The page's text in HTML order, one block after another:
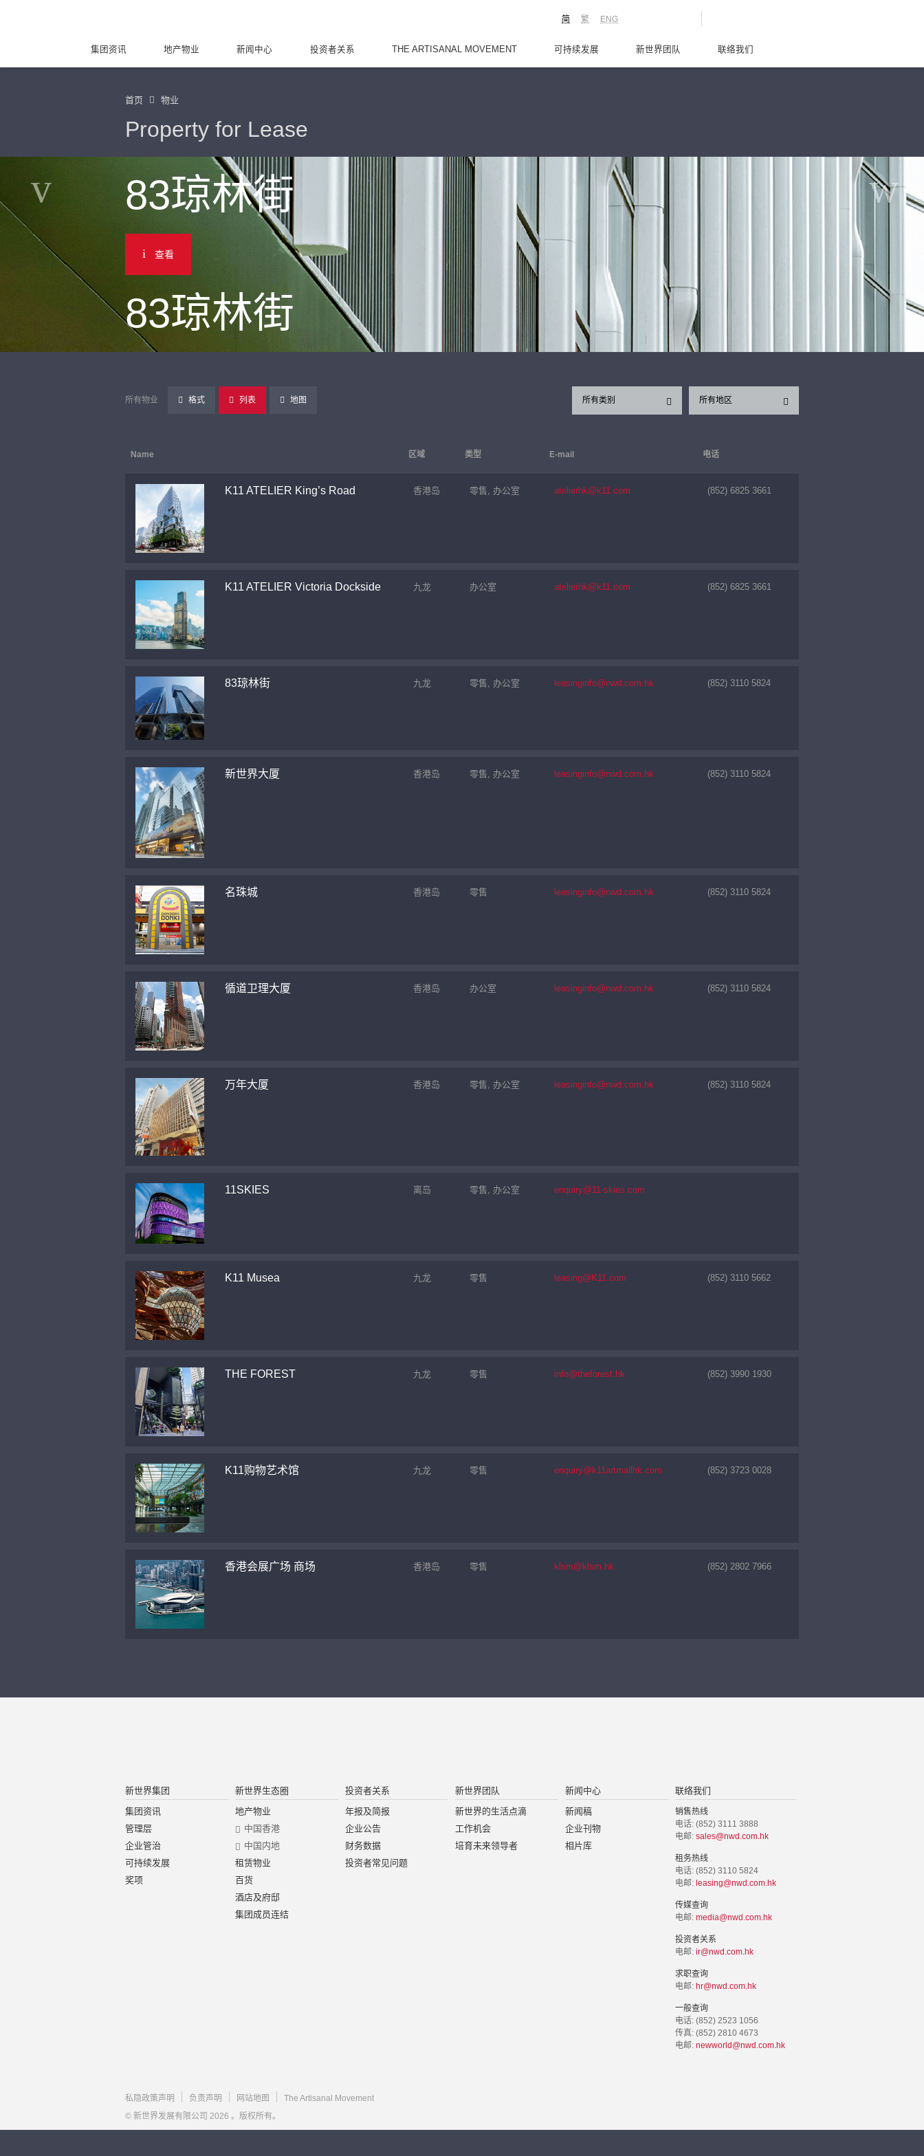
ENG
繁
简
集团资讯 地产物业 新闻中心 投资者关系 THE ARTISANAL MOVEMENT 可持续发展 新世界团队 联络我们
首页 物业
Property for Lease
83琼林街
查看
83琼林街
所有物业 格式 列表 地图 所有地区
所有类别
Name 区域 类型 E-mail 电话
K11 ATELIER King’s Road 香港岛 零售, 办公室 atelierhk@k11.com (852) 6825 3661
K11 ATELIER Victoria Dockside 九龙 办公室 atelierhk@k11.com (852) 6825 3661
83琼林街 九龙 零售, 办公室 leasinginfo@nwd.com.hk (852) 3110 5824
新世界大厦 香港岛 零售, 办公室 leasinginfo@nwd.com.hk (852) 3110 5824
名珠城 香港岛 零售 leasinginfo@nwd.com.hk (852) 3110 5824
循道卫理大厦 香港岛 办公室 leasinginfo@nwd.com.hk (852) 3110 5824
万年大厦 香港岛 零售, 办公室 leasinginfo@nwd.com.hk (852) 3110 5824
11SKIES 离岛 零售, 办公室 enquiry@11-skies.com
K11 Musea 九龙 零售 leasing@K11.com (852) 3110 5662
THE FOREST 九龙 零售 info@theforest.hk (852) 3990 1930
K11购物艺术馆 九龙 零售 enquiry@k11artmallhk.com (852) 3723 0028
香港会展广场 商场 香港岛 零售 klsm@klsm.hk (852) 2802 7966
新世界集团
集团资讯
管理层
企业管治
可持续发展
奖项
新世界生态圈
地产物业
中国香港
中国内地
租赁物业
百货
酒店及府邸
集团成员连结
投资者关系
年报及简报
企业公告
财务数据
投资者常见问题
新世界团队
新世界的生活点滴
工作机会
培育未来领导者
新闻中心
新闻稿
企业刊物
相片库
联络我们
销售热线
电话: (852) 3111 3888
电邮: sales@nwd.com.hk
租务热线
电话: (852) 3110 5824
电邮: leasing@nwd.com.hk
传媒查询
电邮: media@nwd.com.hk
投资者关系
电邮: ir@nwd.com.hk
求职查询
电邮: hr@nwd.com.hk
一般查询
电话: (852) 2523 1056
传真: (852) 2810 4673
电邮: newworld@nwd.com.hk
私隐政策声明 负责声明 网站地图
The Artisanal Movement
© 新世界发展有限公司 2026 。版权所有。